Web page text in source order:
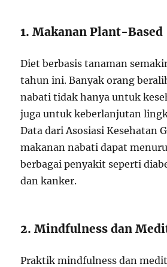
1. Makanan Plant-Based
Diet berbasis tanaman
tahun ini. Banyak orang
nabati tidak hanya untuk
juga untuk keberlanjutan
Data dari Asosiasi Kesehatan
makanan nabati dapat
berbagai penyakit seperti
dan kanker.
2. Mindfulness dan
Praktik mindfulness dan